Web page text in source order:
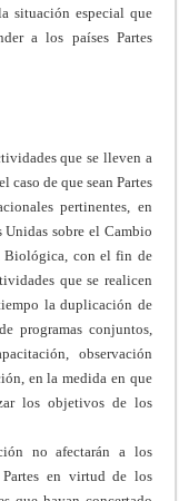
situación especial que
a los países Partes
que se lleven a
caso de que sean Partes
pertinentes, en
sobre el Cambio
Biológica, con el fin de
que se realicen
la duplicación de
programas conjuntos,
observación
en la medida en que
los objetivos de los
no afectarán a los
en virtud de los